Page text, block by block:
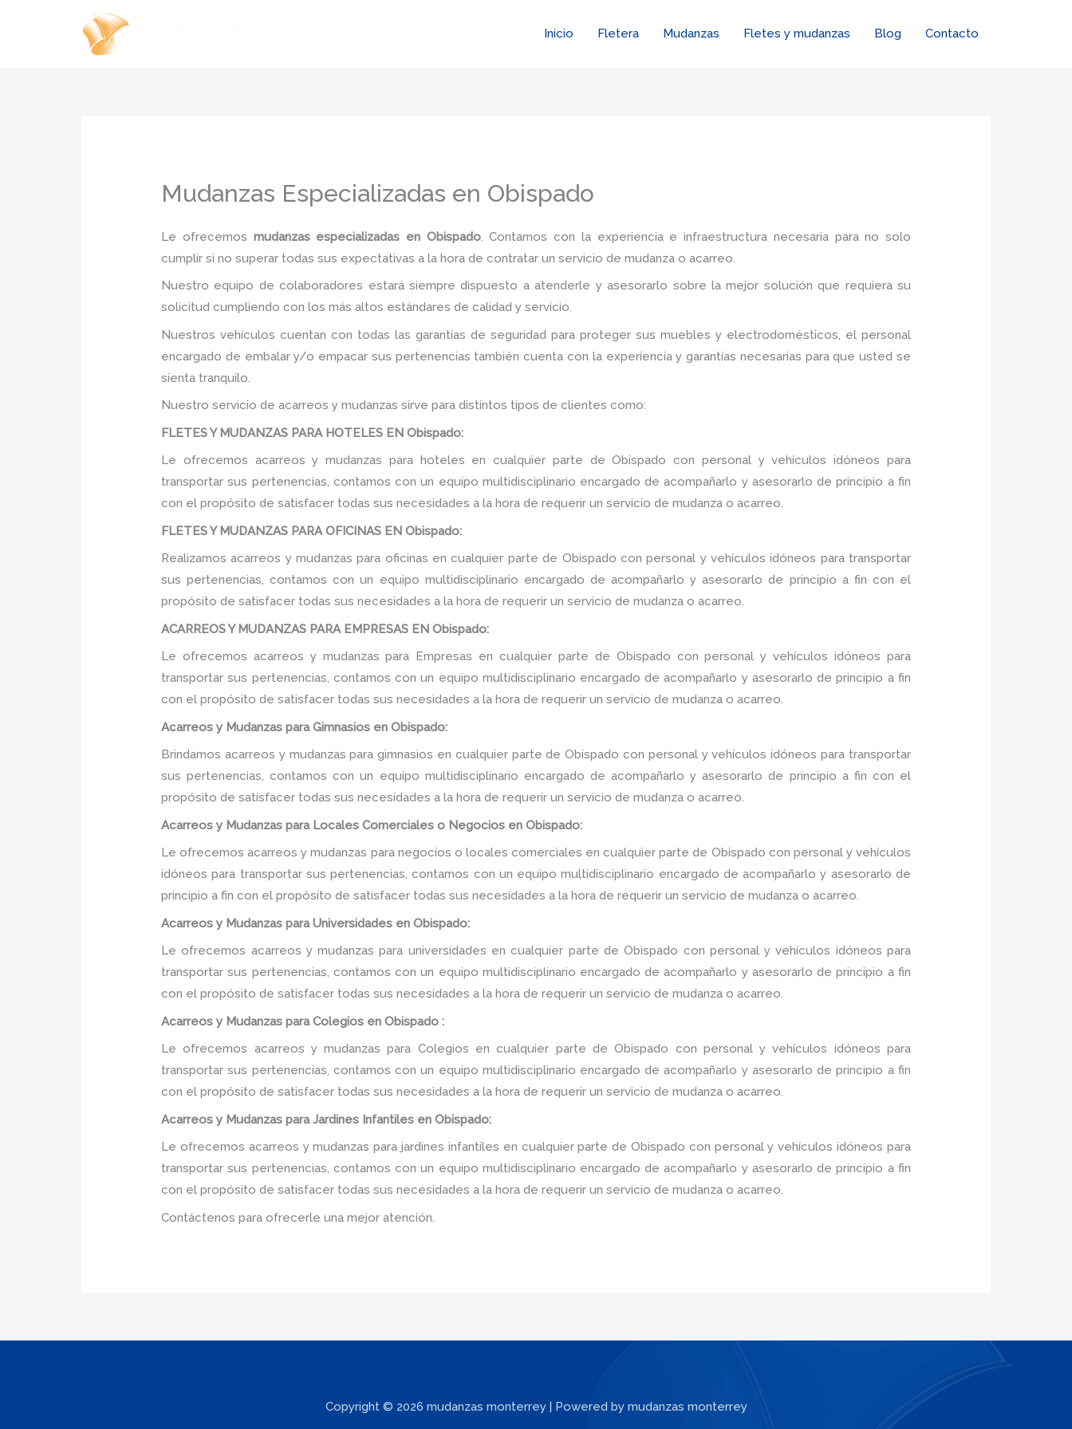
Inicio Fletera Mudanzas Fletes y mudanzas Blog Contacto
Mudanzas Especializadas en Obispado
Le ofrecemos mudanzas especializadas en Obispado. Contamos con la experiencia e infraestructura necesaria para no solo
cumplir si no superar todas sus expectativas a la hora de contratar un servicio de mudanza o acarreo.
Nuestro equipo de colaboradores estará siempre dispuesto a atenderle y asesorarlo sobre la mejor solución que requiera su
solicitud cumpliendo con los más altos estándares de calidad y servicio.
Nuestros vehículos cuentan con todas las garantías de seguridad para proteger sus muebles y electrodomésticos, el personal
encargado de embalar y/o empacar sus pertenencias también cuenta con la experiencia y garantías necesarias para que usted se
sienta tranquilo.
Nuestro servicio de acarreos y mudanzas sirve para distintos tipos de clientes como:
FLETES Y MUDANZAS PARA HOTELES EN Obispado:
Le ofrecemos acarreos y mudanzas para hoteles en cualquier parte de Obispado con personal y vehículos idóneos para
transportar sus pertenencias, contamos con un equipo multidisciplinario encargado de acompañarlo y asesorarlo de principio a fin
con el propósito de satisfacer todas sus necesidades a la hora de requerir un servicio de mudanza o acarreo.
FLETES Y MUDANZAS PARA OFICINAS EN Obispado:
Realizamos acarreos y mudanzas para oficinas en cualquier parte de Obispado con personal y vehículos idóneos para transportar
sus pertenencias, contamos con un equipo multidisciplinario encargado de acompañarlo y asesorarlo de principio a fin con el
propósito de satisfacer todas sus necesidades a la hora de requerir un servicio de mudanza o acarreo.
ACARREOS Y MUDANZAS PARA EMPRESAS EN Obispado:
Le ofrecemos acarreos y mudanzas para Empresas en cualquier parte de Obispado con personal y vehículos idóneos para
transportar sus pertenencias, contamos con un equipo multidisciplinario encargado de acompañarlo y asesorarlo de principio a fin
con el propósito de satisfacer todas sus necesidades a la hora de requerir un servicio de mudanza o acarreo.
Acarreos y Mudanzas para Gimnasios en Obispado:
Brindamos acarreos y mudanzas para gimnasios en cualquier parte de Obispado con personal y vehículos idóneos para transportar
sus pertenencias, contamos con un equipo multidisciplinario encargado de acompañarlo y asesorarlo de principio a fin con el
propósito de satisfacer todas sus necesidades a la hora de requerir un servicio de mudanza o acarreo.
Acarreos y Mudanzas para Locales Comerciales o Negocios en Obispado:
Le ofrecemos acarreos y mudanzas para negocios o locales comerciales en cualquier parte de Obispado con personal y vehículos
idóneos para transportar sus pertenencias, contamos con un equipo multidisciplinario encargado de acompañarlo y asesorarlo de
principio a fin con el propósito de satisfacer todas sus necesidades a la hora de requerir un servicio de mudanza o acarreo.
Acarreos y Mudanzas para Universidades en Obispado:
Le ofrecemos acarreos y mudanzas para universidades en cualquier parte de Obispado con personal y vehículos idóneos para
transportar sus pertenencias, contamos con un equipo multidisciplinario encargado de acompañarlo y asesorarlo de principio a fin
con el propósito de satisfacer todas sus necesidades a la hora de requerir un servicio de mudanza o acarreo.
Acarreos y Mudanzas para Colegios en Obispado :
Le ofrecemos acarreos y mudanzas para Colegios en cualquier parte de Obispado con personal y vehículos idóneos para
transportar sus pertenencias, contamos con un equipo multidisciplinario encargado de acompañarlo y asesorarlo de principio a fin
con el propósito de satisfacer todas sus necesidades a la hora de requerir un servicio de mudanza o acarreo.
Acarreos y Mudanzas para Jardines Infantiles en Obispado:
Le ofrecemos acarreos y mudanzas para jardines infantiles en cualquier parte de Obispado con personal y vehículos idóneos para
transportar sus pertenencias, contamos con un equipo multidisciplinario encargado de acompañarlo y asesorarlo de principio a fin
con el propósito de satisfacer todas sus necesidades a la hora de requerir un servicio de mudanza o acarreo.
Contáctenos para ofrecerle una mejor atención.
Copyright © 2026 mudanzas monterrey | Powered by mudanzas monterrey